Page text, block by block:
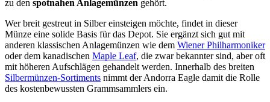
zu den spotnahen Anlagemünzen gehört.
Wer breit gestreut in Silber einsteigen möchte, findet in dieser
Münze eine solide Basis für das Depot. Sie ergänzt sich gut mit
anderen klassischen Anlagemünzen wie dem Wiener Philharmoniker
oder dem kanadischen Maple Leaf, die zwar bekannter sind, aber oft
mit höheren Aufschlägen gehandelt werden. Innerhalb des breiten
Silbermünzen-Sortiments nimmt der Andorra Eagle damit die Rolle
des kostenbewussten Grammsammlers ein.